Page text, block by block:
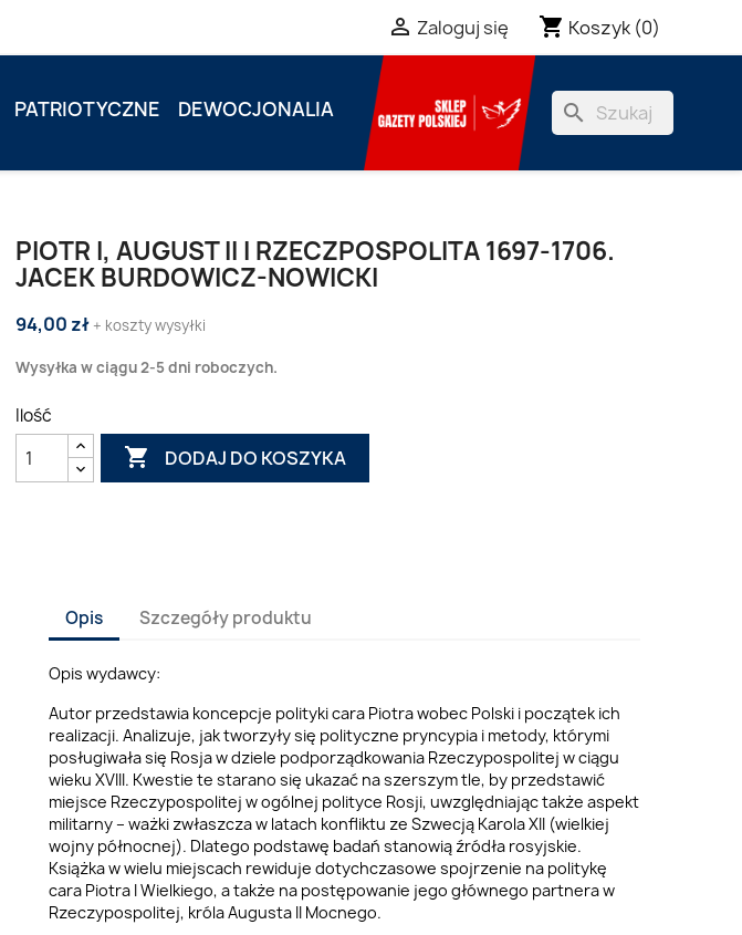
 Zaloguj się shopping_cart Koszyk (0)
PATRIOTYCZNE DEWOCJONALIA search
PIOTR I, AUGUST II I RZECZPOSPOLITA 1697-1706.
JACEK BURDOWICZ-NOWICKI
94,00 zł + koszty wysyłki
Wysyłka w ciągu 2-5 dni roboczych.
Ilość
 DODAJ DO KOSZYKA
Opis Szczegóły produktu
Opis wydawcy:
Autor przedstawia koncepcje polityki cara Piotra wobec Polski i początek ich
realizacji. Analizuje, jak tworzyły się polityczne pryncypia i metody, którymi
posługiwała się Rosja w dziele podporządkowania Rzeczypospolitej w ciągu
wieku XVIII. Kwestie te starano się ukazać na szerszym tle, by przedstawić
miejsce Rzeczypospolitej w ogólnej polityce Rosji, uwzględniając także aspekt
militarny – ważki zwłaszcza w latach konfliktu ze Szwecją Karola XII (wielkiej
wojny północnej). Dlatego podstawę badań stanowią źródła rosyjskie.
Książka w wielu miejscach rewiduje dotychczasowe spojrzenie na politykę
cara Piotra I Wielkiego, a także na postępowanie jego głównego partnera w
Rzeczypospolitej, króla Augusta II Mocnego.